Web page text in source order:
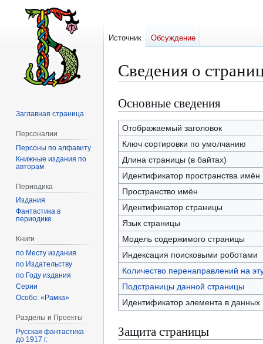
Сведения о
Перейти
к
навигации
Перейти
к
поиску
Основные сведения
Отображаемый заголовок
Ключ сортировки по умолчанию
Длина страницы (в байтах)
Идентификатор пространства имён
Пространство имён
Идентификатор страницы
Язык страницы
Модель содержимого страницы
Индексация поисковыми роботами
Количество перенаправлений на
Подстраницы данной страницы
Идентификатор элемента в данных
Защита страницы
Источник Обсуждение
Заглавная страница
Персоналии
Персоны по алфавиту
Книжные издания по
авторам
Периодика
Издания
Фантастика в
периодике
Книги
по Месту издания
по Издательству
по Году издания
Серии
Особо: «Рамка»
Разделы и Проекты
Русская фантастика
до 1917 г.